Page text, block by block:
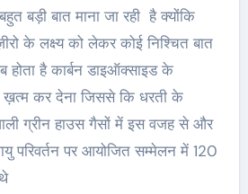
बड़ी बात माना जा रही है क्योंकि
के लक्ष्य को लेकर कोई निश्चित बात
होता है कार्बन डाइऑक्साइड के
ख़त्म कर देना जिससे कि धरती के
ग्रीन हाउस गैसों में इस वजह से और
परिवर्तन पर आयोजित सम्मेलन में 120